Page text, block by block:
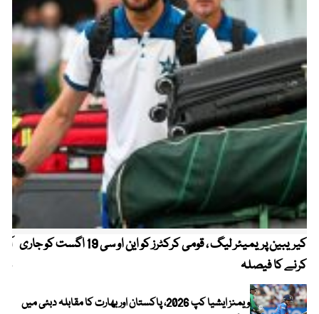
کیریبین پریمیئر لیگ ، قومی کرکٹرز کو این او سی 19 اگست کو جاری
کرنے کا فیصلہ
ویمنز ایشیا کپ 2026، پاکستان اور بھارت کا مقابلہ دبئی میں